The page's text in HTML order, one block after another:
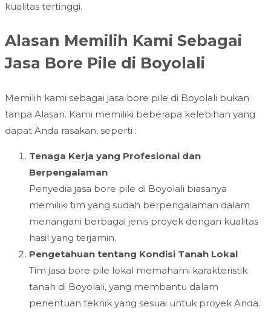
kualitas tertinggi.
Alasan Memilih Kami Sebagai
Jasa Bore Pile di Boyolali
Memilih kami sebagai jasa bore pile di Boyolali bukan
tanpa Alasan. Kami memiliki beberapa kelebihan yang
dapat Anda rasakan, seperti :
Tenaga Kerja yang Profesional dan
Berpengalaman
Penyedia jasa bore pile di Boyolali biasanya
memiliki tim yang sudah berpengalaman dalam
menangani berbagai jenis proyek dengan kualitas
hasil yang terjamin.
Pengetahuan tentang Kondisi Tanah Lokal
Tim jasa bore pile lokal memahami karakteristik
tanah di Boyolali, yang membantu dalam
penentuan teknik yang sesuai untuk proyek Anda.